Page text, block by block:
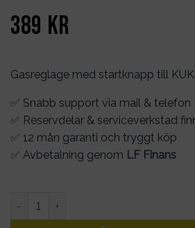
389 kr
Gasreglage med startknapp till
✅ Snabb support via mail & telefon
✅ Reservdelar & serviceverkstad
✅ 12 mån garanti och tryggt köp
✅ Avbetalning genom LF Finans
Gasreglage med startknapp till